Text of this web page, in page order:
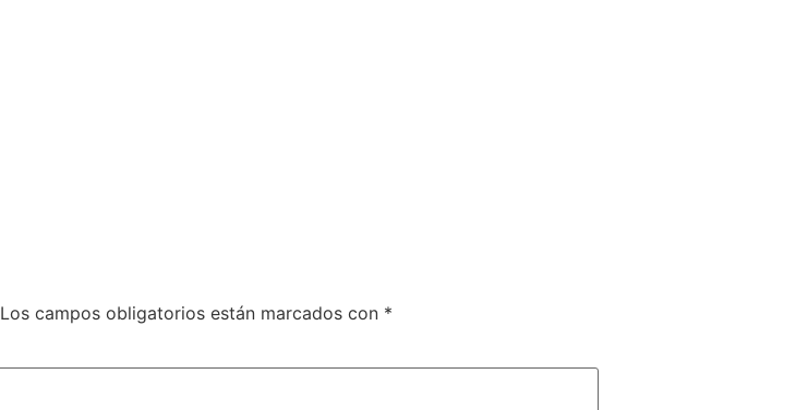
Los campos obligatorios están marcados con *